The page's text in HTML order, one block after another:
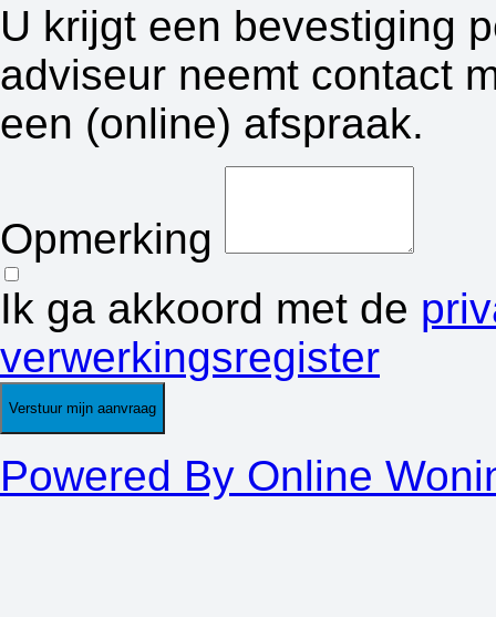
U krijgt een bevestiging
adviseur neemt contact
een (online) afspraak.
Opmerking
Ik ga akkoord met de
verwerkingsregister
Verstuur mijn aanvraag
Powered By Online